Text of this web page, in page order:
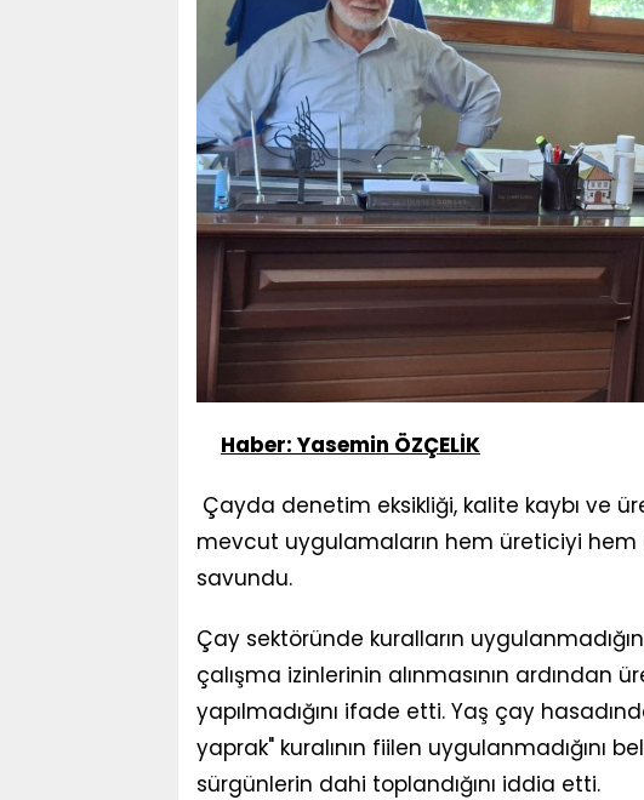
Haber: Yasemin ÖZÇELİK
Çayda denetim eksikliği, kalite kaybı ve
mevcut uygulamaların hem üreticiyi
savundu.
Çay sektöründe kuralların
çalışma izinlerinin alınmasının
yapılmadığını ifade etti. Yaş çay
yaprak" kuralının fiilen uygulanmadığını
sürgünlerin dahi toplandığını iddia etti.